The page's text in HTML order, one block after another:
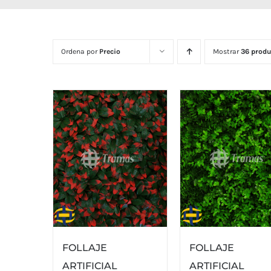
Ordena por Precio Mostrar36
FOLLAJE
ARTIFICIAL
FOLLAJE
ARTIFICIAL